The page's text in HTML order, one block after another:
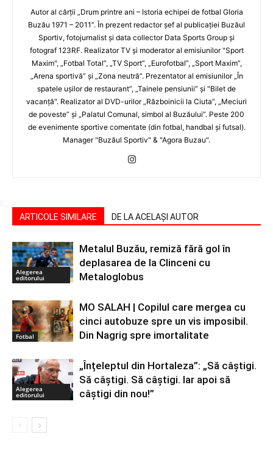
Autor al cărţii „Drum printre ani – Istoria echipei de fotbal Gloria
Buzău 1971 – 2011”. În prezent redactor şef al publicaţiei Buzăul
Sportiv, fotojurnalist şi data collector Data Sports Group şi
fotograf 123RF. Realizator TV şi moderator al emisiunilor "Sport
Maxim", „Fotbal Total”, „TV Sport”, „Eurofotbal”, „Sport Maxim”,
„Arena sportivă” şi „Zona neutră”. Prezentator al emisiunilor „În
spatele uşilor de restaurant”, „Tainele pensiunii” şi "Bilet de
vacanţă". Realizator al DVD-urilor „Războinicii la Ciuta”, „Meciuri
de poveste” şi „Palatul Comunal, simbol al Buzăului”. Peste 200
de evenimente sportive comentate (din fotbal, handbal şi futsal).
Manager "Buzăul Sportiv" & "Agora Buzau".
ARTICOLE SIMILARE DE LA ACELAȘI AUTOR
Alegerea
editorului
Metalul Buzău, remiză fără gol în
deplasarea de la Clinceni cu
Metaloglobus
Fotbal
MO SALAH | Copilul care mergea cu
cinci autobuze spre un vis imposibil.
Din Nagrig spre imortalitate
Alegerea
editorului
„Înțeleptul din Hortaleza”: „Să câștigi.
Să câștigi. Să câștigi. Iar apoi să
câștigi din nou!”